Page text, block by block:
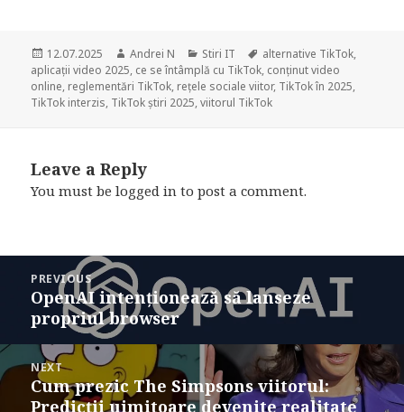
Posted
on
12.07.2025 Author
Andrei N Categories
Stiri IT Tags
alternative TikTok,
aplicații video 2025, ce se întâmplă cu TikTok, conținut video
online, reglementări TikTok, rețele sociale viitor, TikTok în 2025,
TikTok interzis, TikTok știri 2025,viitorul TikTok
Leave a Reply
You must belogged in to post a comment.
navigation
PREVIOUS
Previous
post:
OpenAI intenționează să lanseze
propriul browser
NEXT
Next
post:
Cum prezic The Simpsons viitorul:
Predicții uimitoare devenite realitate